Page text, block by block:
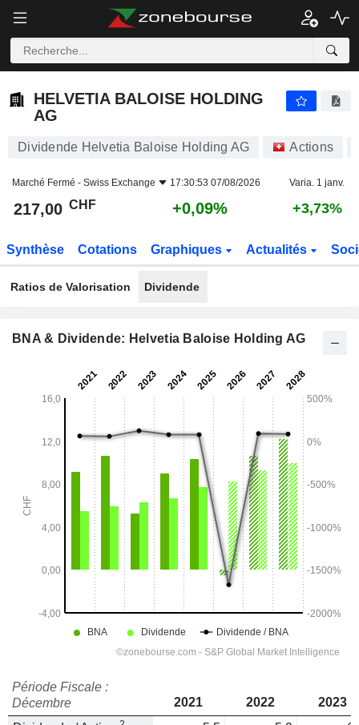
HELVETIA BALOISE HOLDING
AG
Dividende Helvetia Baloise Holding AG Actions
Marché Fermé - Swiss Exchange 17:30:53 07/08/2026 Varia. 1 janv.
217,00 CHF +0,09% +3,73%
Synthèse Cotations Graphiques Actualités
Ratios de Valorisation Dividende
BNA & Dividende: Helvetia Baloise Holding AG
Période Fiscale :
Décembre
2021 2022
2023